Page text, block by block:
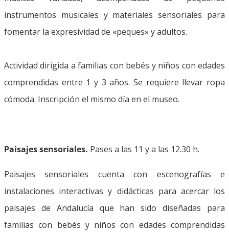
instrumentos musicales y materiales sensoriales para
fomentar la expresividad de «peques» y adultos.
Actividad dirigida a familias con bebés y niños con edades
comprendidas entre 1 y 3 años. Se requiere llevar ropa
cómoda. Inscripción el mismo día en el museo.
Paisajes sensoriales. Pases a las 11 y a las 12.30 h.
Paisajes sensoriales cuenta con escenografías e
instalaciones interactivas y didácticas para acercar los
paisajes de Andalucía que han sido diseñadas para
familias con bebés y niños con edades comprendidas